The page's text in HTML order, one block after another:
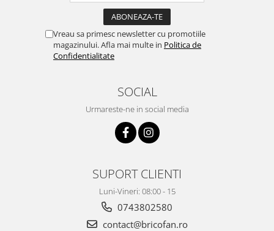
Accesorii slefuitoare electrice
Consumabile slefuitoare electrice
Slefuitoare electrice cu aspirator
Slefuitoare electrice cu banda
Fierastraie electrice
Consumabile fierastraie electrice
Fierastraie electrice pendulare
Vreau sa primesc newsletter cu promotiile
magazinului. Afla mai multe in Politica de
Confidentialitate
SOCIAL
Urmareste-ne in social media
SUPORT CLIENTI
Luni-Vineri: 08:00 - 15
0743802580
contact@bricofan.ro